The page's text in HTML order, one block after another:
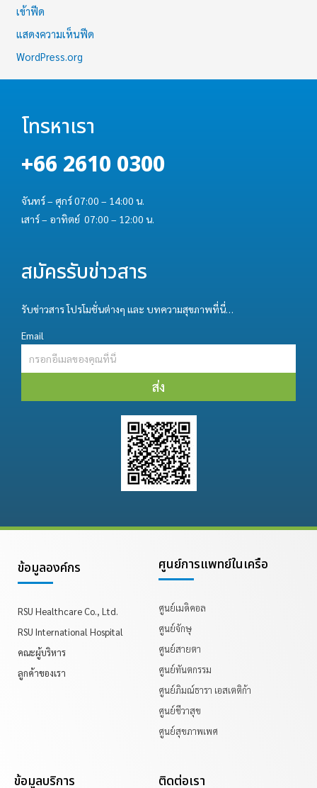
เข้าฟีด
แสดงความเห็นฟีด
WordPress.org
โทรหาเรา
+66 2610 0300
จันทร์ – ศุกร์ 07:00 – 14:00 น.
เสาร์ – อาทิตย์ 07:00 – 12:00 น.
สมัครรับข่าวสาร
รับข่าวสาร โปรโมชั่นต่างๆ และ บทความสุขภาพที่นี่…
Email
ส่ง
ข้อมูลองค์กร
RSU Healthcare Co., Ltd.
RSU International Hospital
คณะผู้บริหาร
ลูกค้าของเรา
ศูนย์การแพทย์ในเครือ
ศูนย์เมดิคอล
ศูนย์จักษุ
ศูนย์สายตา
ศูนย์ทันตกรรม
ศูนย์ภิมณ์ธารา เอสเตติก้า
ศูนย์ชีวาสุข
ศูนย์สุขภาพเพศ
ข้อมูลบริการ ติดต่อเรา